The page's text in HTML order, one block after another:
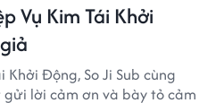
Vụ Kim Tái Khởi
Động, So Ji Sub cùng
lời cảm ơn và bày tỏ cảm